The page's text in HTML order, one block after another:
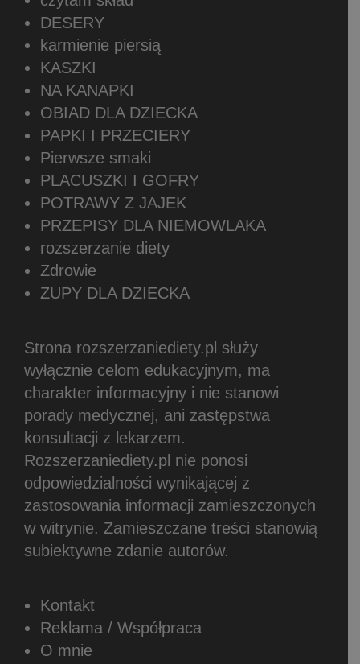
DESERY
karmienie piersią
KASZKI
NA KANAPKI
OBIAD DLA DZIECKA
PAPKI I PRZECIERY
Pierwsze smaki
PLACUSZKI I GOFRY
POTRAWY Z JAJEK
PRZEPISY DLA NIEMOWLAKA
rozszerzanie diety
Zdrowie
ZUPY DLA DZIECKA
Strona rozszerzaniediety.pl służy
wyłącznie celom edukacyjnym, ma
charakter informacyjny i nie stanowi
porady medycznej, ani zastępstwa
konsultacji z lekarzem.
Rozszerzaniediety.pl nie ponosi
odpowiedzialności wynikającej z
zastosowania informacji zamieszczonych
w witrynie. Zamieszczane treści stanowią
subiektywne zdanie autorów.
Kontakt
Reklama / Współpraca
O mnie